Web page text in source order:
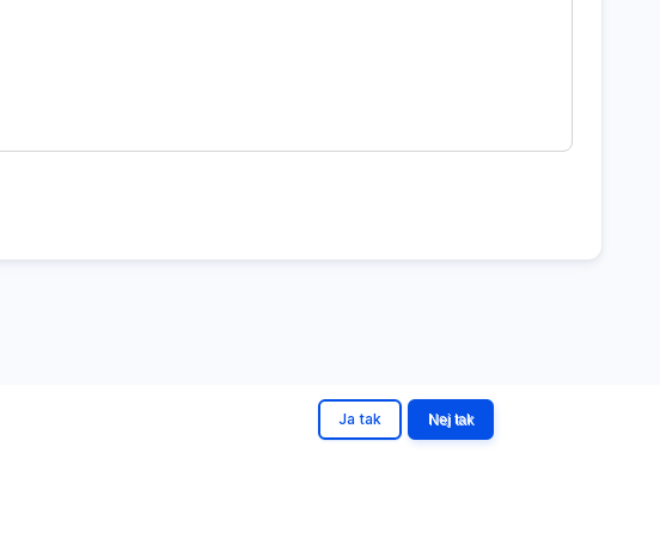
Ja tak Nej tak